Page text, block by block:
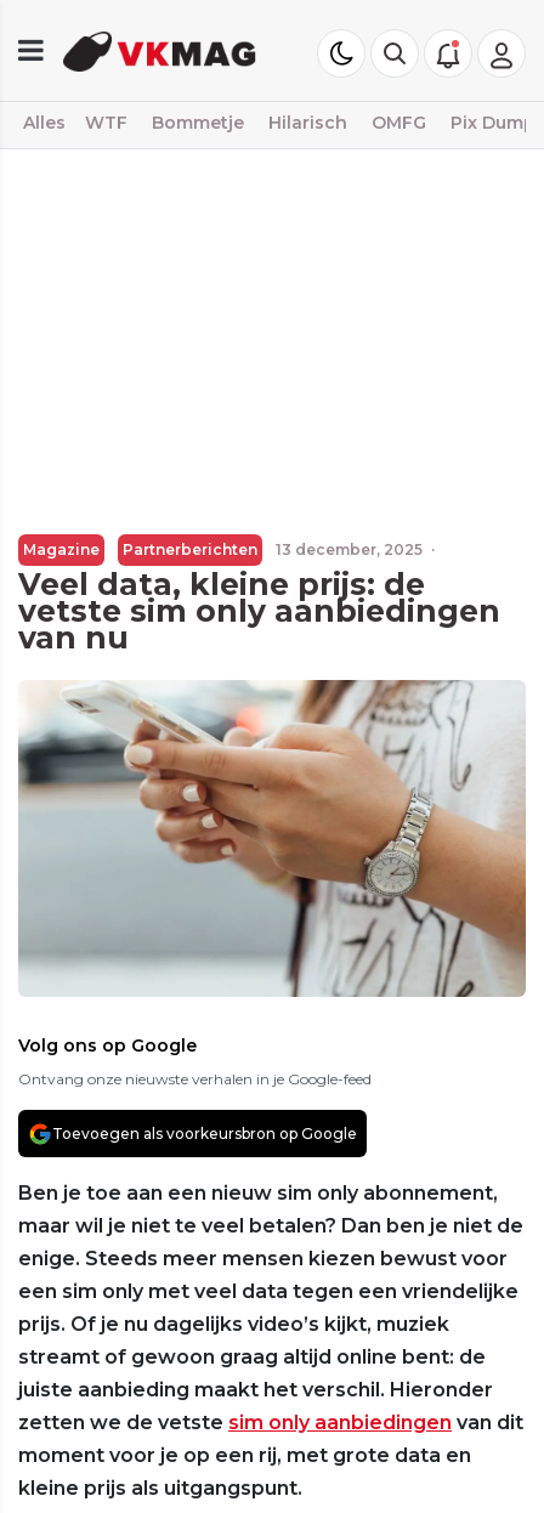
Alles WTF Bommetje Hilarisch OMFG Pix Dump
Magazine Partnerberichten 13 december, 2025 ·
Veel data, kleine prijs: de
vetste sim only aanbiedingen
van nu
Volg ons op Google
Ontvang onze nieuwste verhalen in je Google-feed
Toevoegen als voorkeursbron op Google
Ben je toe aan een nieuw sim only abonnement,
maar wil je niet te veel betalen? Dan ben je niet de
enige. Steeds meer mensen kiezen bewust voor
een sim only met veel data tegen een vriendelijke
prijs. Of je nu dagelijks video’s kijkt, muziek
streamt of gewoon graag altijd online bent: de
juiste aanbieding maakt het verschil. Hieronder
zetten we de vetste sim only aanbiedingen van dit
moment voor je op een rij, met grote data en
kleine prijs als uitgangspunt.